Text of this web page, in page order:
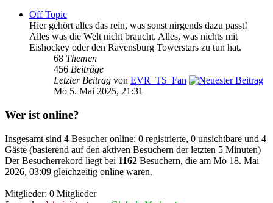
Off Topic
Hier gehört alles das rein, was sonst nirgends dazu passt!
Alles was die Welt nicht braucht. Alles, was nichts mit
Eishockey oder den Ravensburg Towerstars zu tun hat.
68 Themen
456 Beiträge
Letzter Beitrag von EVR_TS_Fan
Mo 5. Mai 2025, 21:31
Wer ist online?
Insgesamt sind 4 Besucher online: 0 registrierte, 0 unsichtbare und 4
Gäste (basierend auf den aktiven Besuchern der letzten 5 Minuten)
Der Besucherrekord liegt bei 1162 Besuchern, die am Mo 18. Mai
2026, 03:09 gleichzeitig online waren.
Mitglieder: 0 Mitglieder